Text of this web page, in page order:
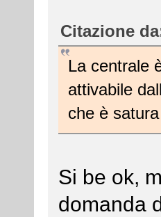
Citazione
La centrale
attivabile
che è
Si be ok,
domanda